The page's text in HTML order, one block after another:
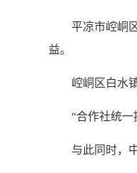
平凉市崆峒区
益。
崆峒区白水镇
“合作社统一提
与此同时，中